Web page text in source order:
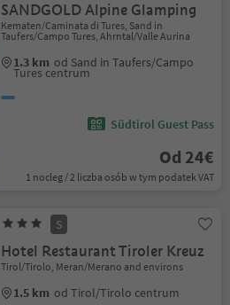
SANDGOLD Alpine Glamping
Kematen/Caminata di Tures, Sand in
Taufers/Campo Tures, Ahrntal/Valle Aurina
1.3 km od Sand in Taufers/Campo
Tures centrum
Südtirol Guest Pass
Od 24€
1 nocleg / 2 liczba osób w tym podatek VAT
S
Hotel Restaurant Tiroler Kreuz
Tirol/Tirolo, Meran/Merano and environs
1.5 km od Tirol/Tirolo centrum